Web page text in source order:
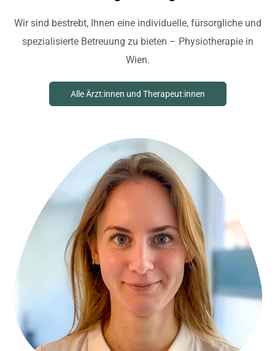
Wir sind bestrebt, Ihnen eine individuelle, fürsorgliche und
spezialisierte Betreuung zu bieten – Physiotherapie in
Wien.
Alle Ärzt:innen und Therapeut:innen